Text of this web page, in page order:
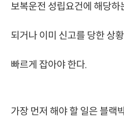
보복운전 성립요건에 해당하
되거나 이미 신고를 당한 상
빠르게 잡아야 한다.
가장 먼저 해야 할 일은 블랙